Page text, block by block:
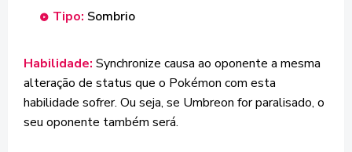
Tipo: Sombrio
Habilidade: Synchronize causa ao oponente a mesma
alteração de status que o Pokémon com esta
habilidade sofrer. Ou seja, se Umbreon for paralisado, o
seu oponente também será.